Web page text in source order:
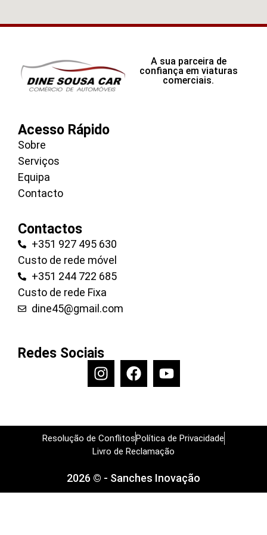
A sua parceira de
confiança em viaturas
comerciais.
Acesso Rápido
Sobre
Serviços
Equipa
Contacto
Contactos
+351 927 495 630
Custo de rede móvel
+351 244 722 685
Custo de rede Fixa
dine45@gmail.com
Redes Sociais
Resolução de Conflitos Política de Privacidade
Livro de Reclamação
2026 © - Sanches Inovação